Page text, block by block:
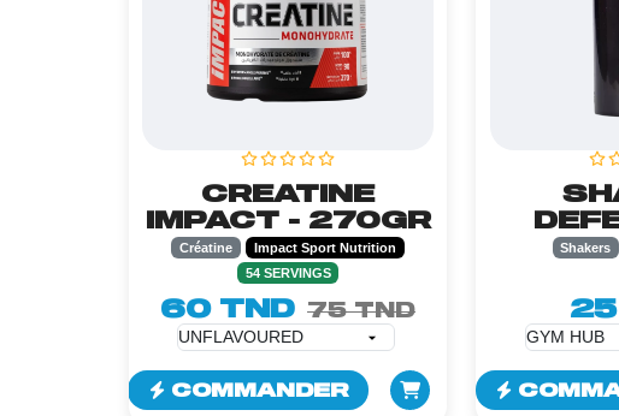
CREATINE
IMPACT - 270GR
Créatine
Impact Sport Nutrition
54 SERVINGS
60 TND 75 TND
COMMANDER
Shakers
25